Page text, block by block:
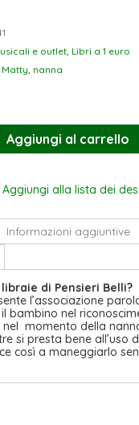
e outlet Libri a 1 euro
nanna
Aggiungi al carrello
Aggiungi alla lista dei
Informazioni aggiuntive
di Pensieri Belli?
l’associazione
bambino nel
momento della
si presta bene all’uso
così a maneggiarlo